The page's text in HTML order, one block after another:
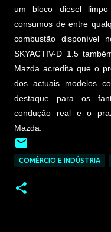
um bloco diesel
consumos de entre
combustão disponível
SKYACTIV-D 1.5
Mazda acredita que o
dos actuais modelos
destaque para os
condução real e o
Mazda.
COMÉRCIO E INDÚSTRIA